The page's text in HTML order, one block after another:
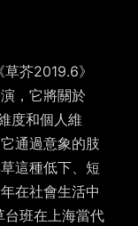
芥2019.6》
，它將關於
度和個人維
通過意象的肢
這種低下、短
在社會生活中
台班在上海當代